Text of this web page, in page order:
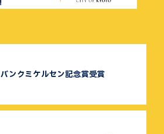
バンクミケルセン記念賞受賞